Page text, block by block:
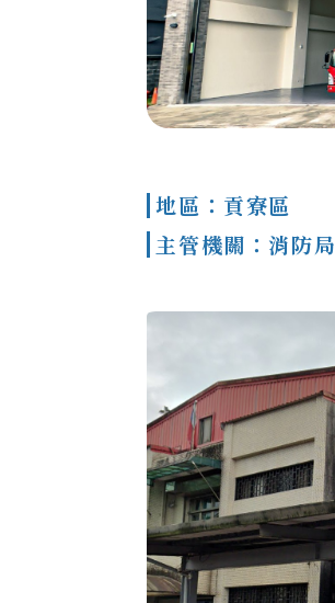
地區：貢寮區
主管機關：消防局